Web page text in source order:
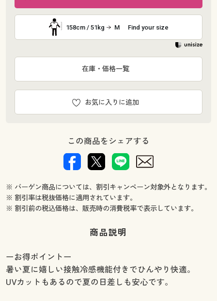
158cm / 51kg M Find your size
お気に入りに追加
在庫・価格一覧
この商品をシェアする
※ バーゲン商品については、割引キャンペーン対象外となります。
※ 割引率は税抜価格に適用されています。
※ 割引前の税込価格は、販売時の消費税率で表示しています。
商品説明
ーお得ポイントー
暑い夏に嬉しい接触冷感機能付きでひんやり快適。
UVカットもあるので夏の日差しも安心です。